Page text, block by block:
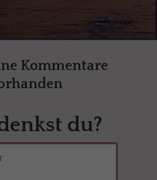
Kommentare
du?